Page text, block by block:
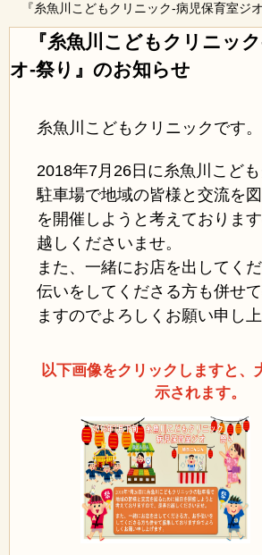
『糸魚川こどもクリニック-病児保育室ジ
『糸魚川こどもクリニッ
オ-祭り』のお知らせ
糸魚川こどもクリニックです。
2018年7月26日に糸魚川こど
駐車場で地域の皆様と交流を
を開催しようと考えておりま
越しくださいませ。
また、一緒にお店を出してく
伝いをしてくださる方も併せ
ますのでよろしくお願い申し上
以下画像をクリックしますと、
示されます。